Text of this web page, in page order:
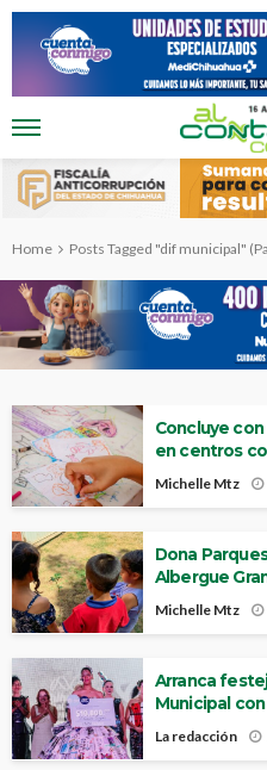
Home Posts Tagged "dif municipal"
Concluye
en centros
Michelle Mtz
Dona
Albergue
Michelle Mtz
Arranca
Municipal
La redacción